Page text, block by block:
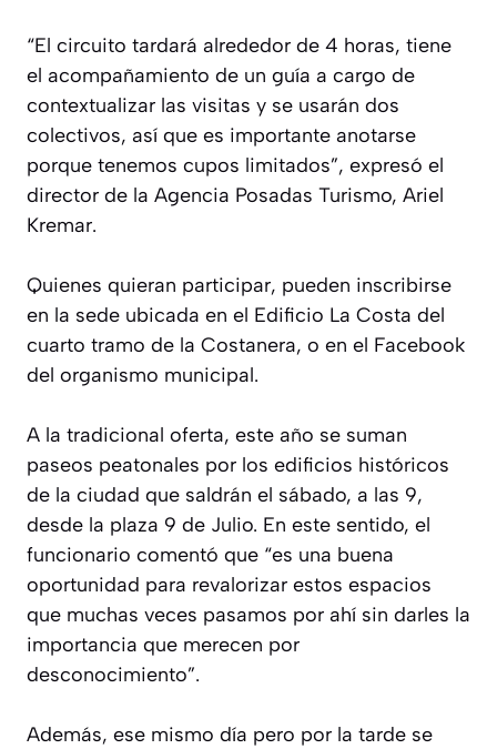
“El circuito tardará alrededor de 4 horas, tiene
el acompañamiento de un guía a cargo de
contextualizar las visitas y se usarán dos
colectivos, así que es importante anotarse
porque tenemos cupos limitados”, expresó el
director de la Agencia Posadas Turismo, Ariel
Kremar.
Quienes quieran participar, pueden inscribirse
en la sede ubicada en el Edificio La Costa del
cuarto tramo de la Costanera, o en el Facebook
del organismo municipal.
A la tradicional oferta, este año se suman
paseos peatonales por los edificios históricos
de la ciudad que saldrán el sábado, a las 9,
desde la plaza 9 de Julio. En este sentido, el
funcionario comentó que “es una buena
oportunidad para revalorizar estos espacios
que muchas veces pasamos por ahí sin darles la
importancia que merecen por
desconocimiento”.
Además, ese mismo día pero por la tarde se